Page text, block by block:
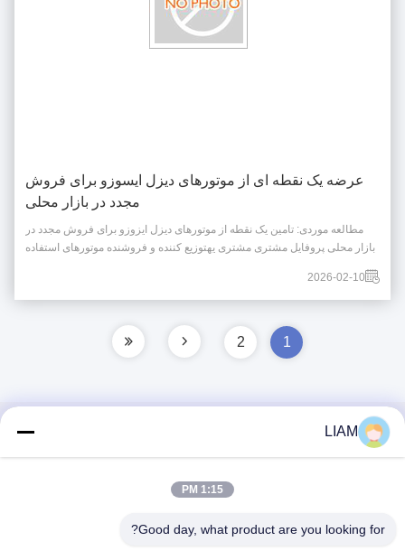
عرضه یک نقطه ای از موتورهای دیزل ایسوزو برای فروش
مجدد در بازار محلی
مطالعه موردی: تامین یک نقطه از موتورهای دیزل ایزوزو برای فروش مجدد در
بازار محلی پروفایل مشتری مشتری یهتوزیع کننده و فروشنده موتورهای استفاده
کنند.مدل های موتور چندگانه در موجودبرای پاسخگویی به نسل های مختلف وسایل
نقلیه و بودجه های م...
2026-02-10
1
2
تماس سریع
LIAM
1:15 PM
Good day, what product are you looking for?